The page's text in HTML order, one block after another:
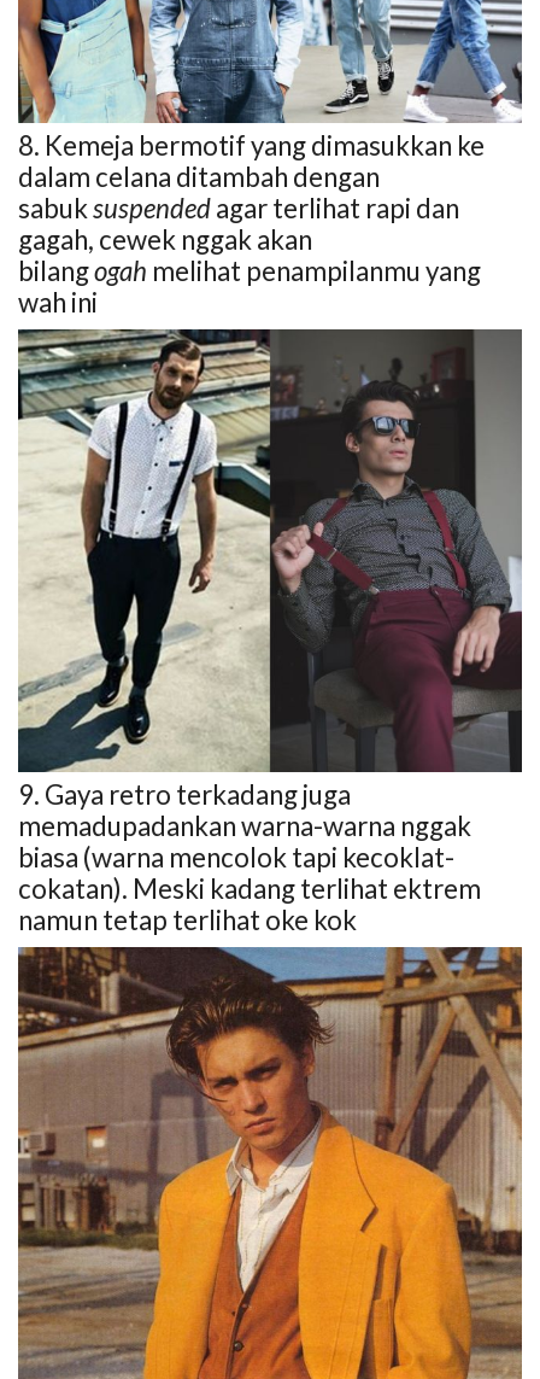
8. Kemeja bermotif yang dimasukkan ke
dalam celana ditambah dengan
sabuksuspendedagar terlihat rapi dan
gagah, cewek nggak akan
bilangogah melihat penampilanmu yang
wah ini
9. Gaya retro terkadang juga
memadupadankan warna-warna nggak
biasa (warna mencolok tapi kecoklat-
cokatan). Meski kadang terlihat ektrem
namun tetap terlihat oke kok